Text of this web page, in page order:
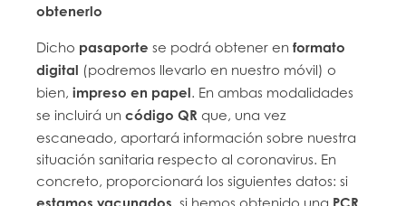
obtenerlo
Dicho pasaporte se podrá obtener enformato
digital (podremos llevarlo en nuestro móvil) o
bien,impreso en papel. En ambas modalidades
se incluirá uncódigo QR que, una vez
escaneado, aportará información sobre nuestra
situación sanitaria respecto al coronavirus. En
concreto, proporcionará los siguientes datos: si
, si hemos obtenido una